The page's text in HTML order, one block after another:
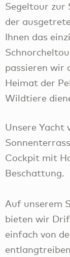
Segeltour zur
der
Ihnen das
passieren wir
Heimat der
Wildtiere
Unsere Yacht
Cockpit mit
Beschattung.
Auf unserem
bieten wir
einfach von